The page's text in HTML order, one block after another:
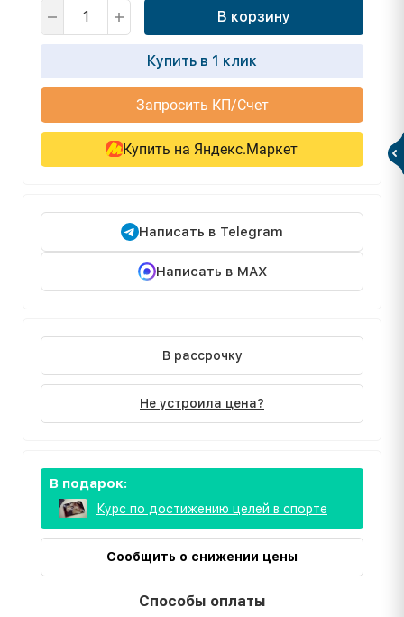
В корзину
Купить в 1 клик
Запросить КП/Счет
Купить на Яндекс.Маркет
Написать в Telegram
Написать в MAX
В рассрочку
Не устроила цена?
В подарок:
Курс по достижению целей в спорте
Сообщить о снижении цены
Способы оплаты